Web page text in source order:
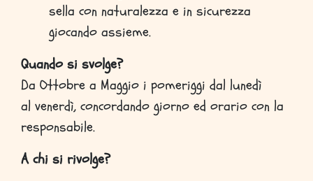
sella con naturalezza e in sicurezza
giocando assieme.
Quando si svolge?
Da Ottobre a Maggio i pomeriggi dal lunedì
al venerdì, concordando giorno ed orario con la
responsabile.
A chi si rivolge?